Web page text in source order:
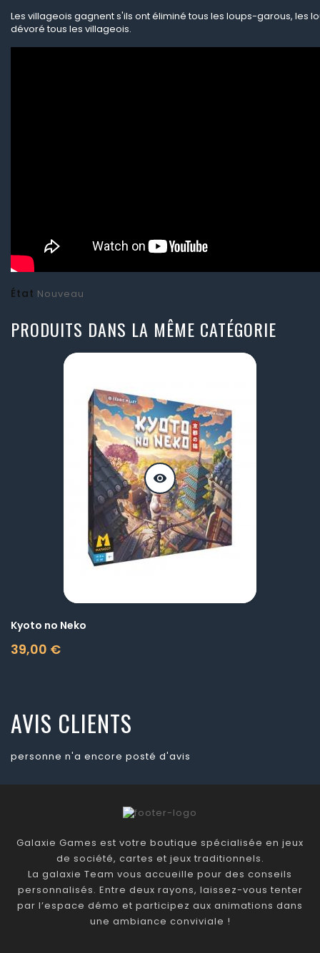
Les villageois gagnent s'ils ont éliminé tous les loups-garous, les
dévoré tous les villageois.
État Nouveau
PRODUITS DANS LA MÊME CATÉGORIE
visibility
Kyoto no Neko
39,00 €
Prix
AVIS CLIENTS
personne n'a encore posté d'avis
Galaxie Games est votre boutique spécialisée en jeux
de société, cartes et jeux traditionnels.
La galaxie Team vous accueille pour des conseils
personnalisés. Entre deux rayons, laissez-vous tenter
par l’espace démo et participez aux animations dans
une ambiance conviviale !